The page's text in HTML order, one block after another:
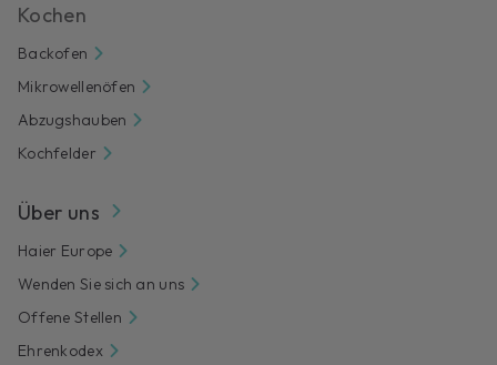
Kochen
Backofen
Mikrowellenöfen
Abzugshauben
Kochfelder
Über uns
Haier Europe
Wenden Sie sich an uns
Offene Stellen
Ehrenkodex